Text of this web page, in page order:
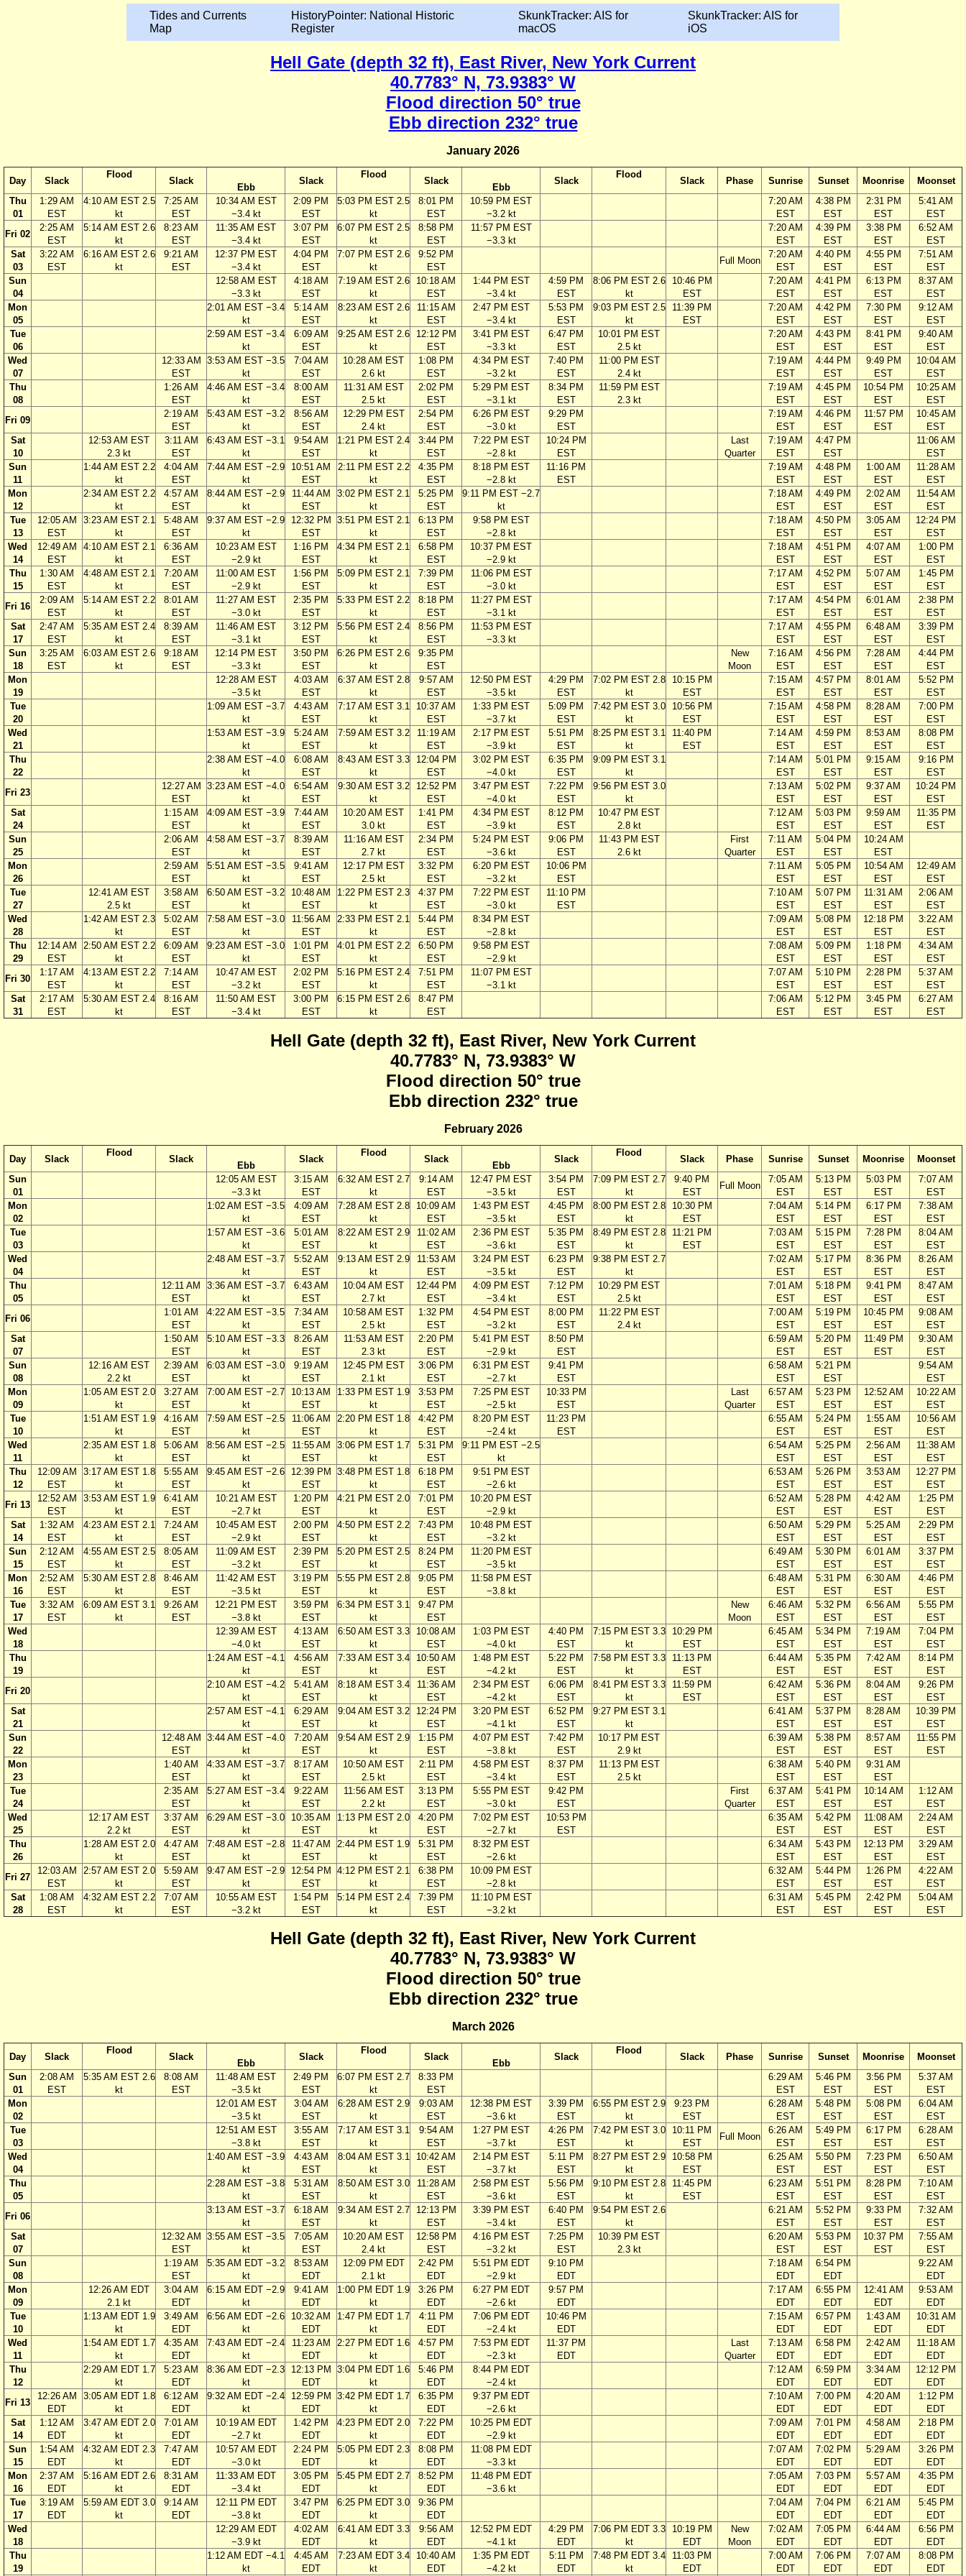
Tides and Currents
Map
HistoryPointer: National Historic
Register
SkunkTracker: AIS for
macOS
SkunkTracker: AIS for
iOS
Hell Gate (depth 32 ft), East River, New York Current
40.7783° N, 73.9383° W
Flood direction 50° true
Ebb direction 232° true
January 2026
Day Slack
Flood
Slack
Ebb
Slack
Flood
Slack
Ebb
Slack
Flood
Slack Phase Sunrise Sunset Moonrise
Moonset
Thu
01
1:29 AM
EST
4:10 AM EST 2.5
kt
7:25 AM
EST
10:34 AM EST
−3.4 kt
2:09 PM
EST
5:03 PM EST 2.5
kt
8:01 PM
EST
10:59 PM EST
−3.2 kt
7:20 AM
EST
4:38 PM
EST
2:31 PM
EST
5:41 AM
EST
Fri 02
2:25 AM
EST
5:14 AM EST 2.6
kt
8:23 AM
EST
11:35 AM EST
−3.4 kt
3:07 PM
EST
6:07 PM EST 2.5
kt
8:58 PM
EST
11:57 PM EST
−3.3 kt
7:20 AM
EST
4:39 PM
EST
3:38 PM
EST
6:52 AM
EST
Sat
03
3:22 AM
EST
6:16 AM EST 2.6
kt
9:21 AM
EST
12:37 PM EST
−3.4 kt
4:04 PM
EST
7:07 PM EST 2.6
kt
9:52 PM
EST
Full Moon
7:20 AM
EST
4:40 PM
EST
4:55 PM
EST
7:51 AM
EST
Sun
04
12:58 AM EST
−3.3 kt
4:18 AM
EST
7:19 AM EST 2.6
kt
10:18 AM
EST
1:44 PM EST
−3.4 kt
4:59 PM
EST
8:06 PM EST 2.6
kt
10:46 PM
EST
7:20 AM
EST
4:41 PM
EST
6:13 PM
EST
8:37 AM
EST
Mon
05
2:01 AM EST −3.4
kt
5:14 AM
EST
8:23 AM EST 2.6
kt
11:15 AM
EST
2:47 PM EST
−3.4 kt
5:53 PM
EST
9:03 PM EST 2.5
kt
11:39 PM
EST
7:20 AM
EST
4:42 PM
EST
7:30 PM
EST
9:12 AM
EST
Tue
06
2:59 AM EST −3.4
kt
6:09 AM
EST
9:25 AM EST 2.6
kt
12:12 PM
EST
3:41 PM EST
−3.3 kt
6:47 PM
EST
10:01 PM EST
2.5 kt
7:20 AM
EST
4:43 PM
EST
8:41 PM
EST
9:40 AM
EST
Wed
07
12:33 AM
EST
3:53 AM EST −3.5
kt
7:04 AM
EST
10:28 AM EST
2.6 kt
1:08 PM
EST
4:34 PM EST
−3.2 kt
7:40 PM
EST
11:00 PM EST
2.4 kt
7:19 AM
EST
4:44 PM
EST
9:49 PM
EST
10:04 AM
EST
Thu
08
1:26 AM
EST
4:46 AM EST −3.4
kt
8:00 AM
EST
11:31 AM EST
2.5 kt
2:02 PM
EST
5:29 PM EST
−3.1 kt
8:34 PM
EST
11:59 PM EST
2.3 kt
7:19 AM
EST
4:45 PM
EST
10:54 PM
EST
10:25 AM
EST
Fri 09
2:19 AM
EST
5:43 AM EST −3.2
kt
8:56 AM
EST
12:29 PM EST
2.4 kt
2:54 PM
EST
6:26 PM EST
−3.0 kt
9:29 PM
EST
7:19 AM
EST
4:46 PM
EST
11:57 PM
EST
10:45 AM
EST
Sat
10
12:53 AM EST
2.3 kt
3:11 AM
EST
6:43 AM EST −3.1
kt
9:54 AM
EST
1:21 PM EST 2.4
kt
3:44 PM
EST
7:22 PM EST
−2.8 kt
10:24 PM
EST
Last
Quarter
7:19 AM
EST
4:47 PM
EST
11:06 AM
EST
Sun
11
1:44 AM EST 2.2
kt
4:04 AM
EST
7:44 AM EST −2.9
kt
10:51 AM
EST
2:11 PM EST 2.2
kt
4:35 PM
EST
8:18 PM EST
−2.8 kt
11:16 PM
EST
7:19 AM
EST
4:48 PM
EST
1:00 AM
EST
11:28 AM
EST
Mon
12
2:34 AM EST 2.2
kt
4:57 AM
EST
8:44 AM EST −2.9
kt
11:44 AM
EST
3:02 PM EST 2.1
kt
5:25 PM
EST
9:11 PM EST −2.7
kt
7:18 AM
EST
4:49 PM
EST
2:02 AM
EST
11:54 AM
EST
Tue
13
12:05 AM
EST
3:23 AM EST 2.1
kt
5:48 AM
EST
9:37 AM EST −2.9
kt
12:32 PM
EST
3:51 PM EST 2.1
kt
6:13 PM
EST
9:58 PM EST
−2.8 kt
7:18 AM
EST
4:50 PM
EST
3:05 AM
EST
12:24 PM
EST
Wed
14
12:49 AM
EST
4:10 AM EST 2.1
kt
6:36 AM
EST
10:23 AM EST
−2.9 kt
1:16 PM
EST
4:34 PM EST 2.1
kt
6:58 PM
EST
10:37 PM EST
−2.9 kt
7:18 AM
EST
4:51 PM
EST
4:07 AM
EST
1:00 PM
EST
Thu
15
1:30 AM
EST
4:48 AM EST 2.1
kt
7:20 AM
EST
11:00 AM EST
−2.9 kt
1:56 PM
EST
5:09 PM EST 2.1
kt
7:39 PM
EST
11:06 PM EST
−3.0 kt
7:17 AM
EST
4:52 PM
EST
5:07 AM
EST
1:45 PM
EST
Fri 16
2:09 AM
EST
5:14 AM EST 2.2
kt
8:01 AM
EST
11:27 AM EST
−3.0 kt
2:35 PM
EST
5:33 PM EST 2.2
kt
8:18 PM
EST
11:27 PM EST
−3.1 kt
7:17 AM
EST
4:54 PM
EST
6:01 AM
EST
2:38 PM
EST
Sat
17
2:47 AM
EST
5:35 AM EST 2.4
kt
8:39 AM
EST
11:46 AM EST
−3.1 kt
3:12 PM
EST
5:56 PM EST 2.4
kt
8:56 PM
EST
11:53 PM EST
−3.3 kt
7:17 AM
EST
4:55 PM
EST
6:48 AM
EST
3:39 PM
EST
Sun
18
3:25 AM
EST
6:03 AM EST 2.6
kt
9:18 AM
EST
12:14 PM EST
−3.3 kt
3:50 PM
EST
6:26 PM EST 2.6
kt
9:35 PM
EST
New
Moon
7:16 AM
EST
4:56 PM
EST
7:28 AM
EST
4:44 PM
EST
Mon
19
12:28 AM EST
−3.5 kt
4:03 AM
EST
6:37 AM EST 2.8
kt
9:57 AM
EST
12:50 PM EST
−3.5 kt
4:29 PM
EST
7:02 PM EST 2.8
kt
10:15 PM
EST
7:15 AM
EST
4:57 PM
EST
8:01 AM
EST
5:52 PM
EST
Tue
20
1:09 AM EST −3.7
kt
4:43 AM
EST
7:17 AM EST 3.1
kt
10:37 AM
EST
1:33 PM EST
−3.7 kt
5:09 PM
EST
7:42 PM EST 3.0
kt
10:56 PM
EST
7:15 AM
EST
4:58 PM
EST
8:28 AM
EST
7:00 PM
EST
Wed
21
1:53 AM EST −3.9
kt
5:24 AM
EST
7:59 AM EST 3.2
kt
11:19 AM
EST
2:17 PM EST
−3.9 kt
5:51 PM
EST
8:25 PM EST 3.1
kt
11:40 PM
EST
7:14 AM
EST
4:59 PM
EST
8:53 AM
EST
8:08 PM
EST
Thu
22
2:38 AM EST −4.0
kt
6:08 AM
EST
8:43 AM EST 3.3
kt
12:04 PM
EST
3:02 PM EST
−4.0 kt
6:35 PM
EST
9:09 PM EST 3.1
kt
7:14 AM
EST
5:01 PM
EST
9:15 AM
EST
9:16 PM
EST
Fri 23
12:27 AM
EST
3:23 AM EST −4.0
kt
6:54 AM
EST
9:30 AM EST 3.2
kt
12:52 PM
EST
3:47 PM EST
−4.0 kt
7:22 PM
EST
9:56 PM EST 3.0
kt
7:13 AM
EST
5:02 PM
EST
9:37 AM
EST
10:24 PM
EST
Sat
24
1:15 AM
EST
4:09 AM EST −3.9
kt
7:44 AM
EST
10:20 AM EST
3.0 kt
1:41 PM
EST
4:34 PM EST
−3.9 kt
8:12 PM
EST
10:47 PM EST
2.8 kt
7:12 AM
EST
5:03 PM
EST
9:59 AM
EST
11:35 PM
EST
Sun
25
2:06 AM
EST
4:58 AM EST −3.7
kt
8:39 AM
EST
11:16 AM EST
2.7 kt
2:34 PM
EST
5:24 PM EST
−3.6 kt
9:06 PM
EST
11:43 PM EST
2.6 kt
First
Quarter
7:11 AM
EST
5:04 PM
EST
10:24 AM
EST
Mon
26
2:59 AM
EST
5:51 AM EST −3.5
kt
9:41 AM
EST
12:17 PM EST
2.5 kt
3:32 PM
EST
6:20 PM EST
−3.2 kt
10:06 PM
EST
7:11 AM
EST
5:05 PM
EST
10:54 AM
EST
12:49 AM
EST
Tue
27
12:41 AM EST
2.5 kt
3:58 AM
EST
6:50 AM EST −3.2
kt
10:48 AM
EST
1:22 PM EST 2.3
kt
4:37 PM
EST
7:22 PM EST
−3.0 kt
11:10 PM
EST
7:10 AM
EST
5:07 PM
EST
11:31 AM
EST
2:06 AM
EST
Wed
28
1:42 AM EST 2.3
kt
5:02 AM
EST
7:58 AM EST −3.0
kt
11:56 AM
EST
2:33 PM EST 2.1
kt
5:44 PM
EST
8:34 PM EST
−2.8 kt
7:09 AM
EST
5:08 PM
EST
12:18 PM
EST
3:22 AM
EST
Thu
29
12:14 AM
EST
2:50 AM EST 2.2
kt
6:09 AM
EST
9:23 AM EST −3.0
kt
1:01 PM
EST
4:01 PM EST 2.2
kt
6:50 PM
EST
9:58 PM EST
−2.9 kt
7:08 AM
EST
5:09 PM
EST
1:18 PM
EST
4:34 AM
EST
Fri 30
1:17 AM
EST
4:13 AM EST 2.2
kt
7:14 AM
EST
10:47 AM EST
−3.2 kt
2:02 PM
EST
5:16 PM EST 2.4
kt
7:51 PM
EST
11:07 PM EST
−3.1 kt
7:07 AM
EST
5:10 PM
EST
2:28 PM
EST
5:37 AM
EST
Sat
31
2:17 AM
EST
5:30 AM EST 2.4
kt
8:16 AM
EST
11:50 AM EST
−3.4 kt
3:00 PM
EST
6:15 PM EST 2.6
kt
8:47 PM
EST
7:06 AM
EST
5:12 PM
EST
3:45 PM
EST
6:27 AM
EST
Hell Gate (depth 32 ft), East River, New York Current
40.7783° N, 73.9383° W
Flood direction 50° true
Ebb direction 232° true
February 2026
Day Slack
Flood
Slack
Ebb
Slack
Flood
Slack
Ebb
Slack
Flood
Slack Phase Sunrise Sunset Moonrise
Moonset
Sun
01
12:05 AM EST
−3.3 kt
3:15 AM
EST
6:32 AM EST 2.7
kt
9:14 AM
EST
12:47 PM EST
−3.5 kt
3:54 PM
EST
7:09 PM EST 2.7
kt
9:40 PM
EST
Full Moon
7:05 AM
EST
5:13 PM
EST
5:03 PM
EST
7:07 AM
EST
Mon
02
1:02 AM EST −3.5
kt
4:09 AM
EST
7:28 AM EST 2.8
kt
10:09 AM
EST
1:43 PM EST
−3.5 kt
4:45 PM
EST
8:00 PM EST 2.8
kt
10:30 PM
EST
7:04 AM
EST
5:14 PM
EST
6:17 PM
EST
7:38 AM
EST
Tue
03
1:57 AM EST −3.6
kt
5:01 AM
EST
8:22 AM EST 2.9
kt
11:02 AM
EST
2:36 PM EST
−3.6 kt
5:35 PM
EST
8:49 PM EST 2.8
kt
11:21 PM
EST
7:03 AM
EST
5:15 PM
EST
7:28 PM
EST
8:04 AM
EST
Wed
04
2:48 AM EST −3.7
kt
5:52 AM
EST
9:13 AM EST 2.9
kt
11:53 AM
EST
3:24 PM EST
−3.5 kt
6:23 PM
EST
9:38 PM EST 2.7
kt
7:02 AM
EST
5:17 PM
EST
8:36 PM
EST
8:26 AM
EST
Thu
05
12:11 AM
EST
3:36 AM EST −3.7
kt
6:43 AM
EST
10:04 AM EST
2.7 kt
12:44 PM
EST
4:09 PM EST
−3.4 kt
7:12 PM
EST
10:29 PM EST
2.5 kt
7:01 AM
EST
5:18 PM
EST
9:41 PM
EST
8:47 AM
EST
Fri 06
1:01 AM
EST
4:22 AM EST −3.5
kt
7:34 AM
EST
10:58 AM EST
2.5 kt
1:32 PM
EST
4:54 PM EST
−3.2 kt
8:00 PM
EST
11:22 PM EST
2.4 kt
7:00 AM
EST
5:19 PM
EST
10:45 PM
EST
9:08 AM
EST
Sat
07
1:50 AM
EST
5:10 AM EST −3.3
kt
8:26 AM
EST
11:53 AM EST
2.3 kt
2:20 PM
EST
5:41 PM EST
−2.9 kt
8:50 PM
EST
6:59 AM
EST
5:20 PM
EST
11:49 PM
EST
9:30 AM
EST
Sun
08
12:16 AM EST
2.2 kt
2:39 AM
EST
6:03 AM EST −3.0
kt
9:19 AM
EST
12:45 PM EST
2.1 kt
3:06 PM
EST
6:31 PM EST
−2.7 kt
9:41 PM
EST
6:58 AM
EST
5:21 PM
EST
9:54 AM
EST
Mon
09
1:05 AM EST 2.0
kt
3:27 AM
EST
7:00 AM EST −2.7
kt
10:13 AM
EST
1:33 PM EST 1.9
kt
3:53 PM
EST
7:25 PM EST
−2.5 kt
10:33 PM
EST
Last
Quarter
6:57 AM
EST
5:23 PM
EST
12:52 AM
EST
10:22 AM
EST
Tue
10
1:51 AM EST 1.9
kt
4:16 AM
EST
7:59 AM EST −2.5
kt
11:06 AM
EST
2:20 PM EST 1.8
kt
4:42 PM
EST
8:20 PM EST
−2.4 kt
11:23 PM
EST
6:55 AM
EST
5:24 PM
EST
1:55 AM
EST
10:56 AM
EST
Wed
11
2:35 AM EST 1.8
kt
5:06 AM
EST
8:56 AM EST −2.5
kt
11:55 AM
EST
3:06 PM EST 1.7
kt
5:31 PM
EST
9:11 PM EST −2.5
kt
6:54 AM
EST
5:25 PM
EST
2:56 AM
EST
11:38 AM
EST
Thu
12
12:09 AM
EST
3:17 AM EST 1.8
kt
5:55 AM
EST
9:45 AM EST −2.6
kt
12:39 PM
EST
3:48 PM EST 1.8
kt
6:18 PM
EST
9:51 PM EST
−2.6 kt
6:53 AM
EST
5:26 PM
EST
3:53 AM
EST
12:27 PM
EST
Fri 13
12:52 AM
EST
3:53 AM EST 1.9
kt
6:41 AM
EST
10:21 AM EST
−2.7 kt
1:20 PM
EST
4:21 PM EST 2.0
kt
7:01 PM
EST
10:20 PM EST
−2.9 kt
6:52 AM
EST
5:28 PM
EST
4:42 AM
EST
1:25 PM
EST
Sat
14
1:32 AM
EST
4:23 AM EST 2.1
kt
7:24 AM
EST
10:45 AM EST
−2.9 kt
2:00 PM
EST
4:50 PM EST 2.2
kt
7:43 PM
EST
10:48 PM EST
−3.2 kt
6:50 AM
EST
5:29 PM
EST
5:25 AM
EST
2:29 PM
EST
Sun
15
2:12 AM
EST
4:55 AM EST 2.5
kt
8:05 AM
EST
11:09 AM EST
−3.2 kt
2:39 PM
EST
5:20 PM EST 2.5
kt
8:24 PM
EST
11:20 PM EST
−3.5 kt
6:49 AM
EST
5:30 PM
EST
6:01 AM
EST
3:37 PM
EST
Mon
16
2:52 AM
EST
5:30 AM EST 2.8
kt
8:46 AM
EST
11:42 AM EST
−3.5 kt
3:19 PM
EST
5:55 PM EST 2.8
kt
9:05 PM
EST
11:58 PM EST
−3.8 kt
6:48 AM
EST
5:31 PM
EST
6:30 AM
EST
4:46 PM
EST
Tue
17
3:32 AM
EST
6:09 AM EST 3.1
kt
9:26 AM
EST
12:21 PM EST
−3.8 kt
3:59 PM
EST
6:34 PM EST 3.1
kt
9:47 PM
EST
New
Moon
6:46 AM
EST
5:32 PM
EST
6:56 AM
EST
5:55 PM
EST
Wed
18
12:39 AM EST
−4.0 kt
4:13 AM
EST
6:50 AM EST 3.3
kt
10:08 AM
EST
1:03 PM EST
−4.0 kt
4:40 PM
EST
7:15 PM EST 3.3
kt
10:29 PM
EST
6:45 AM
EST
5:34 PM
EST
7:19 AM
EST
7:04 PM
EST
Thu
19
1:24 AM EST −4.1
kt
4:56 AM
EST
7:33 AM EST 3.4
kt
10:50 AM
EST
1:48 PM EST
−4.2 kt
5:22 PM
EST
7:58 PM EST 3.3
kt
11:13 PM
EST
6:44 AM
EST
5:35 PM
EST
7:42 AM
EST
8:14 PM
EST
Fri 20
2:10 AM EST −4.2
kt
5:41 AM
EST
8:18 AM EST 3.4
kt
11:36 AM
EST
2:34 PM EST
−4.2 kt
6:06 PM
EST
8:41 PM EST 3.3
kt
11:59 PM
EST
6:42 AM
EST
5:36 PM
EST
8:04 AM
EST
9:26 PM
EST
Sat
21
2:57 AM EST −4.1
kt
6:29 AM
EST
9:04 AM EST 3.2
kt
12:24 PM
EST
3:20 PM EST
−4.1 kt
6:52 PM
EST
9:27 PM EST 3.1
kt
6:41 AM
EST
5:37 PM
EST
8:28 AM
EST
10:39 PM
EST
Sun
22
12:48 AM
EST
3:44 AM EST −4.0
kt
7:20 AM
EST
9:54 AM EST 2.9
kt
1:15 PM
EST
4:07 PM EST
−3.8 kt
7:42 PM
EST
10:17 PM EST
2.9 kt
6:39 AM
EST
5:38 PM
EST
8:57 AM
EST
11:55 PM
EST
Mon
23
1:40 AM
EST
4:33 AM EST −3.7
kt
8:17 AM
EST
10:50 AM EST
2.5 kt
2:11 PM
EST
4:58 PM EST
−3.4 kt
8:37 PM
EST
11:13 PM EST
2.5 kt
6:38 AM
EST
5:40 PM
EST
9:31 AM
EST
Tue
24
2:35 AM
EST
5:27 AM EST −3.4
kt
9:22 AM
EST
11:56 AM EST
2.2 kt
3:13 PM
EST
5:55 PM EST
−3.0 kt
9:42 PM
EST
First
Quarter
6:37 AM
EST
5:41 PM
EST
10:14 AM
EST
1:12 AM
EST
Wed
25
12:17 AM EST
2.2 kt
3:37 AM
EST
6:29 AM EST −3.0
kt
10:35 AM
EST
1:13 PM EST 2.0
kt
4:20 PM
EST
7:02 PM EST
−2.7 kt
10:53 PM
EST
6:35 AM
EST
5:42 PM
EST
11:08 AM
EST
2:24 AM
EST
Thu
26
1:28 AM EST 2.0
kt
4:47 AM
EST
7:48 AM EST −2.8
kt
11:47 AM
EST
2:44 PM EST 1.9
kt
5:31 PM
EST
8:32 PM EST
−2.6 kt
6:34 AM
EST
5:43 PM
EST
12:13 PM
EST
3:29 AM
EST
Fri 27
12:03 AM
EST
2:57 AM EST 2.0
kt
5:59 AM
EST
9:47 AM EST −2.9
kt
12:54 PM
EST
4:12 PM EST 2.1
kt
6:38 PM
EST
10:09 PM EST
−2.8 kt
6:32 AM
EST
5:44 PM
EST
1:26 PM
EST
4:22 AM
EST
Sat
28
1:08 AM
EST
4:32 AM EST 2.2
kt
7:07 AM
EST
10:55 AM EST
−3.2 kt
1:54 PM
EST
5:14 PM EST 2.4
kt
7:39 PM
EST
11:10 PM EST
−3.2 kt
6:31 AM
EST
5:45 PM
EST
2:42 PM
EST
5:04 AM
EST
Hell Gate (depth 32 ft), East River, New York Current
40.7783° N, 73.9383° W
Flood direction 50° true
Ebb direction 232° true
March 2026
Day Slack
Flood
Slack
Ebb
Slack
Flood
Slack
Ebb
Slack
Flood
Slack Phase Sunrise Sunset Moonrise
Moonset
Sun
01
2:08 AM
EST
5:35 AM EST 2.6
kt
8:08 AM
EST
11:48 AM EST
−3.5 kt
2:49 PM
EST
6:07 PM EST 2.7
kt
8:33 PM
EST
6:29 AM
EST
5:46 PM
EST
3:56 PM
EST
5:37 AM
EST
Mon
02
12:01 AM EST
−3.5 kt
3:04 AM
EST
6:28 AM EST 2.9
kt
9:03 AM
EST
12:38 PM EST
−3.6 kt
3:39 PM
EST
6:55 PM EST 2.9
kt
9:23 PM
EST
6:28 AM
EST
5:48 PM
EST
5:08 PM
EST
6:04 AM
EST
Tue
03
12:51 AM EST
−3.8 kt
3:55 AM
EST
7:17 AM EST 3.1
kt
9:54 AM
EST
1:27 PM EST
−3.7 kt
4:26 PM
EST
7:42 PM EST 3.0
kt
10:11 PM
EST
Full Moon
6:26 AM
EST
5:49 PM
EST
6:17 PM
EST
6:28 AM
EST
Wed
04
1:40 AM EST −3.9
kt
4:43 AM
EST
8:04 AM EST 3.1
kt
10:42 AM
EST
2:14 PM EST
−3.7 kt
5:11 PM
EST
8:27 PM EST 2.9
kt
10:58 PM
EST
6:25 AM
EST
5:50 PM
EST
7:23 PM
EST
6:50 AM
EST
Thu
05
2:28 AM EST −3.8
kt
5:31 AM
EST
8:50 AM EST 3.0
kt
11:28 AM
EST
2:58 PM EST
−3.6 kt
5:56 PM
EST
9:10 PM EST 2.8
kt
11:45 PM
EST
6:23 AM
EST
5:51 PM
EST
8:28 PM
EST
7:10 AM
EST
Fri 06
3:13 AM EST −3.7
kt
6:18 AM
EST
9:34 AM EST 2.7
kt
12:13 PM
EST
3:39 PM EST
−3.4 kt
6:40 PM
EST
9:54 PM EST 2.6
kt
6:21 AM
EST
5:52 PM
EST
9:33 PM
EST
7:32 AM
EST
Sat
07
12:32 AM
EST
3:55 AM EST −3.5
kt
7:05 AM
EST
10:20 AM EST
2.4 kt
12:58 PM
EST
4:16 PM EST
−3.2 kt
7:25 PM
EST
10:39 PM EST
2.3 kt
6:20 AM
EST
5:53 PM
EST
10:37 PM
EST
7:55 AM
EST
Sun
08
1:19 AM
EST
5:35 AM EDT −3.2
kt
8:53 AM
EDT
12:09 PM EDT
2.1 kt
2:42 PM
EDT
5:51 PM EDT
−2.9 kt
9:10 PM
EDT
7:18 AM
EDT
6:54 PM
EDT
9:22 AM
EDT
Mon
09
12:26 AM EDT
2.1 kt
3:04 AM
EDT
6:15 AM EDT −2.9
kt
9:41 AM
EDT
1:00 PM EDT 1.9
kt
3:26 PM
EDT
6:27 PM EDT
−2.6 kt
9:57 PM
EDT
7:17 AM
EDT
6:55 PM
EDT
12:41 AM
EDT
9:53 AM
EDT
Tue
10
1:13 AM EDT 1.9
kt
3:49 AM
EDT
6:56 AM EDT −2.6
kt
10:32 AM
EDT
1:47 PM EDT 1.7
kt
4:11 PM
EDT
7:06 PM EDT
−2.4 kt
10:46 PM
EDT
7:15 AM
EDT
6:57 PM
EDT
1:43 AM
EDT
10:31 AM
EDT
Wed
11
1:54 AM EDT 1.7
kt
4:35 AM
EDT
7:43 AM EDT −2.4
kt
11:23 AM
EDT
2:27 PM EDT 1.6
kt
4:57 PM
EDT
7:53 PM EDT
−2.3 kt
11:37 PM
EDT
Last
Quarter
7:13 AM
EDT
6:58 PM
EDT
2:42 AM
EDT
11:18 AM
EDT
Thu
12
2:29 AM EDT 1.7
kt
5:23 AM
EDT
8:36 AM EDT −2.3
kt
12:13 PM
EDT
3:04 PM EDT 1.6
kt
5:46 PM
EDT
8:44 PM EDT
−2.4 kt
7:12 AM
EDT
6:59 PM
EDT
3:34 AM
EDT
12:12 PM
EDT
Fri 13
12:26 AM
EDT
3:05 AM EDT 1.8
kt
6:12 AM
EDT
9:32 AM EDT −2.4
kt
12:59 PM
EDT
3:42 PM EDT 1.7
kt
6:35 PM
EDT
9:37 PM EDT
−2.6 kt
7:10 AM
EDT
7:00 PM
EDT
4:20 AM
EDT
1:12 PM
EDT
Sat
14
1:12 AM
EDT
3:47 AM EDT 2.0
kt
7:01 AM
EDT
10:19 AM EDT
−2.7 kt
1:42 PM
EDT
4:23 PM EDT 2.0
kt
7:22 PM
EDT
10:25 PM EDT
−2.9 kt
7:09 AM
EDT
7:01 PM
EDT
4:58 AM
EDT
2:18 PM
EDT
Sun
15
1:54 AM
EDT
4:32 AM EDT 2.3
kt
7:47 AM
EDT
10:57 AM EDT
−3.0 kt
2:24 PM
EDT
5:05 PM EDT 2.3
kt
8:08 PM
EDT
11:08 PM EDT
−3.3 kt
7:07 AM
EDT
7:02 PM
EDT
5:29 AM
EDT
3:26 PM
EDT
Mon
16
2:37 AM
EDT
5:16 AM EDT 2.6
kt
8:31 AM
EDT
11:33 AM EDT
−3.4 kt
3:05 PM
EDT
5:45 PM EDT 2.7
kt
8:52 PM
EDT
11:48 PM EDT
−3.6 kt
7:05 AM
EDT
7:03 PM
EDT
5:57 AM
EDT
4:35 PM
EDT
Tue
17
3:19 AM
EDT
5:59 AM EDT 3.0
kt
9:14 AM
EDT
12:11 PM EDT
−3.8 kt
3:47 PM
EDT
6:25 PM EDT 3.0
kt
9:36 PM
EDT
7:04 AM
EDT
7:04 PM
EDT
6:21 AM
EDT
5:45 PM
EDT
Wed
18
12:29 AM EDT
−3.9 kt
4:02 AM
EDT
6:41 AM EDT 3.3
kt
9:56 AM
EDT
12:52 PM EDT
−4.1 kt
4:29 PM
EDT
7:06 PM EDT 3.3
kt
10:19 PM
EDT
New
Moon
7:02 AM
EDT
7:05 PM
EDT
6:44 AM
EDT
6:56 PM
EDT
Thu
19
1:12 AM EDT −4.1
kt
4:45 AM
EDT
7:23 AM EDT 3.4
kt
10:40 AM
EDT
1:35 PM EDT
−4.2 kt
5:11 PM
EDT
7:48 PM EDT 3.4
kt
11:03 PM
EDT
7:00 AM
EDT
7:06 PM
EDT
7:07 AM
EDT
8:08 PM
EDT